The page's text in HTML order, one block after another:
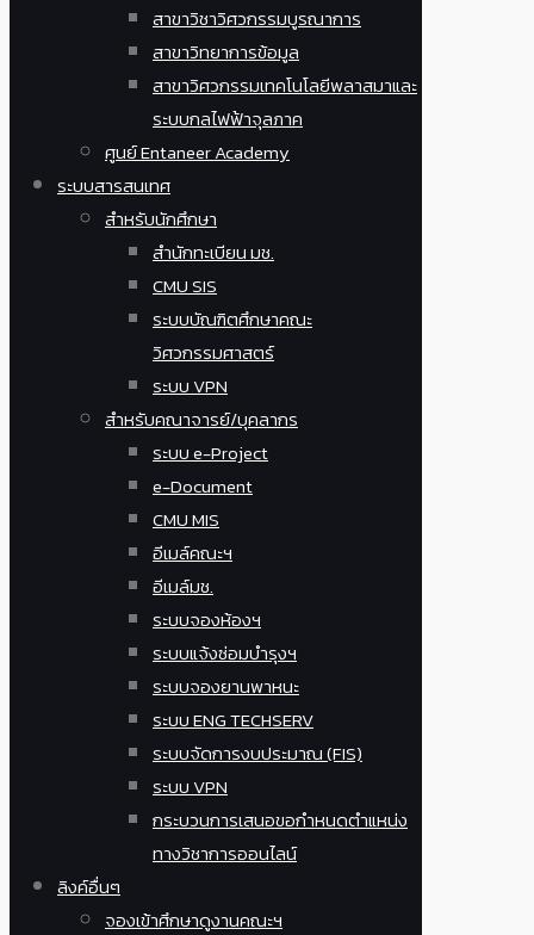
สาขาวิชาวิศวกรรมบูรณาการ
สาขาวิทยาการข้อมูล
สาขาวิศวกรรมเทคโนโลยีพลาสมาและ
ระบบกลไฟฟ้าจุลภาค
ศูนย์ Entaneer Academy
ระบบสารสนเทศ
สำหรับนักศึกษา
สำนักทะเบียน มช.
CMU SIS
ระบบบัณฑิตศึกษาคณะ
วิศวกรรมศาสตร์
ระบบ VPN
สำหรับคณาจารย์/บุคลากร
ระบบ e-Project
e-Document
CMU MIS
อีเมล์คณะฯ
อีเมล์มช.
ระบบจองห้องฯ
ระบบแจ้งซ่อมบำรุงฯ
ระบบจองยานพาหนะ
ระบบ ENG TECHSERV
ระบบจัดการงบประมาณ (FIS)
ระบบ VPN
กระบวนการเสนอขอกำหนดตำแหน่ง
ทางวิชาการออนไลน์
ลิงค์อื่นๆ
จองเข้าศึกษาดูงานคณะฯ